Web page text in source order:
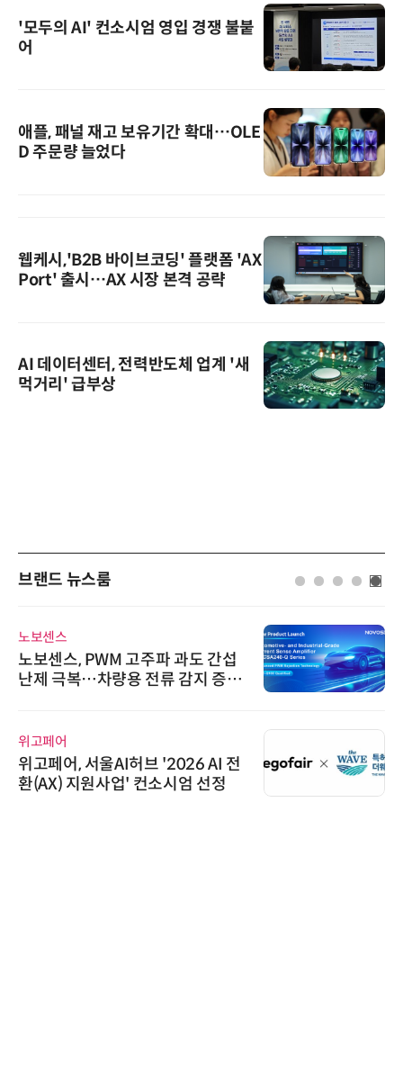
'모두의 AI' 컨소시엄 영입 경쟁 불붙
어
애플, 패널 재고 보유기간 확대…OLE
D 주문량 늘었다
웹케시,'B2B 바이브코딩' 플랫폼 'AX
Port' 출시…AX 시장 본격 공략
AI 데이터센터, 전력반도체 업계 '새
먹거리' 급부상
브랜드 뉴스룸
보센스
보센스, PWM 고주파 과도 간섭
제 극복…차량용 전류 감지 증폭
고페어
고페어, 서울AI허브 '2026 AI 전
(AX) 지원사업' 컨소시엄 선정
슈
슈
“